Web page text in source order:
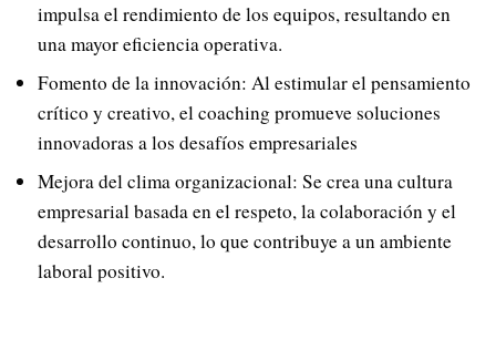
impulsa el rendimiento de los equipos, resultando en
una mayor eficiencia operativa.
Fomento de la innovación: Al estimular el pensamiento
crítico y creativo, el coaching promueve soluciones
innovadoras a los desafíos empresariales
Mejora del clima organizacional: Se crea una cultura
empresarial basada en el respeto, la colaboración y el
desarrollo continuo, lo que contribuye a un ambiente
laboral positivo.